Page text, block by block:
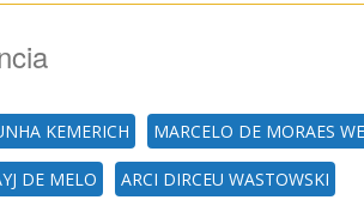
KEMERICH MARCELO DE MORAES
DE MELO ARCI DIRCEU WASTOWSKI